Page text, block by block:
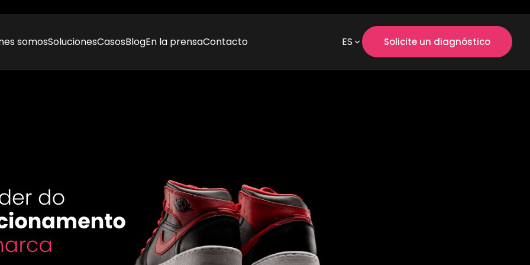
somosSolucionesCasosBlogEn la prensaContacto ES Solicite un diagnóstico